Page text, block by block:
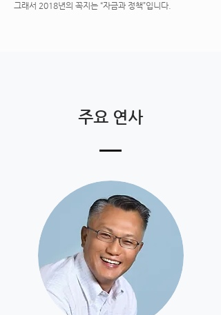
그래서 2018년의 꼭지는 “자금과 정책”입니다.
주요 연사